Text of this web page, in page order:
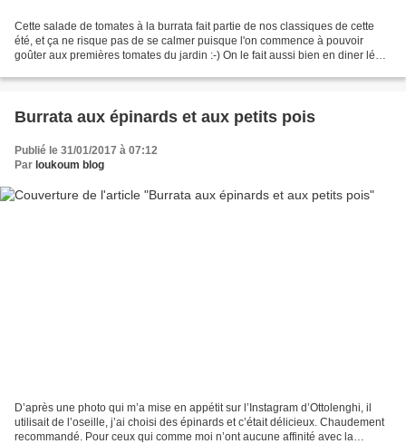
Cette salade de tomates à la burrata fait partie de nos classiques de cette
été, et ça ne risque pas de se calmer puisque l'on commence à pouvoir
goûter aux premières tomates du jardin :-) On le fait aussi bien en diner léger
Burrata aux épinards et aux petits pois
Publié le 31/01/2017 à 07:12
Par loukoum blog
D’après une photo qui m’a mise en appétit sur l’Instagram d’Ottolenghi, il
utilisait de l’oseille, j’ai choisi des épinards et c’était délicieux. Chaudement
recommandé. Pour ceux qui comme moi n’ont aucune affinité avec la